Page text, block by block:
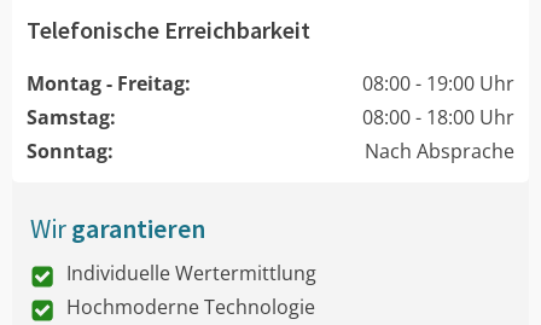
Telefonische Erreichbarkeit
Montag - Freitag:
08:00 - 19:00 Uhr
Samstag:
08:00 - 18:00 Uhr
Sonntag:
Nach Absprache
Wirgarantieren
Individuelle Wertermittlung
Hochmoderne Technologie